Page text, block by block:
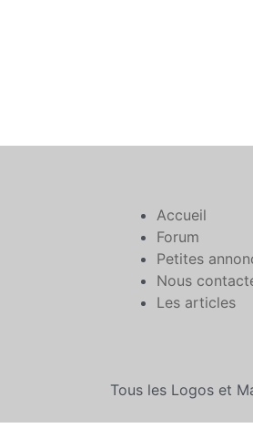
Accueil
Forum
Petites
Nous
Les articles
Tous les Logos et